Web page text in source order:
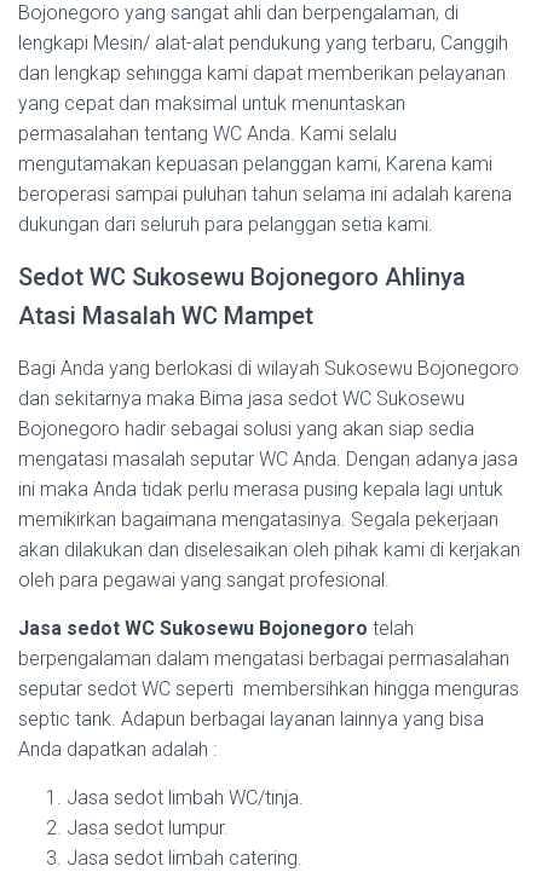
Bojonegoro yang sangat ahli dan berpengalaman, di
lengkapi Mesin/ alat-alat pendukung yang terbaru, Canggih
dan lengkap sehingga kami dapat memberikan pelayanan
yang cepat dan maksimal untuk menuntaskan
permasalahan tentang WC Anda. Kami selalu
mengutamakan kepuasan pelanggan kami, Karena kami
beroperasi sampai puluhan tahun selama ini adalah karena
dukungan dari seluruh para pelanggan setia kami.
Sedot WC Sukosewu Bojonegoro Ahlinya
Atasi Masalah WC Mampet
Bagi Anda yang berlokasi di wilayah Sukosewu Bojonegoro
dan sekitarnya maka Bima jasa sedot WC Sukosewu
Bojonegoro hadir sebagai solusi yang akan siap sedia
mengatasi masalah seputar WC Anda. Dengan adanya jasa
ini maka Anda tidak perlu merasa pusing kepala lagi untuk
memikirkan bagaimana mengatasinya. Segala pekerjaan
akan dilakukan dan diselesaikan oleh pihak kami di kerjakan
oleh para pegawai yang sangat profesional.
Jasa sedot WC Sukosewu Bojonegoro telah
berpengalaman dalam mengatasi berbagai permasalahan
seputar sedot WC seperti membersihkan hingga menguras
septic tank. Adapun berbagai layanan lainnya yang bisa
Anda dapatkan adalah :
Jasa sedot limbah WC/tinja.
Jasa sedot lumpur.
Jasa sedot limbah catering.